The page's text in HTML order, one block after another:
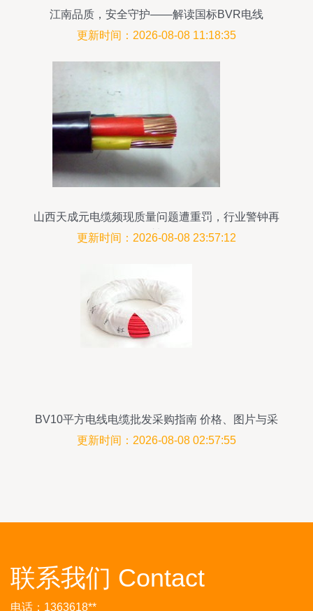
江南品质，安全守护——解读国标BVR电线
更新时间：2026-08-08 11:18:35
山西天成元电缆频现质量问题遭重罚，行业警钟再
次敲响
更新时间：2026-08-08 23:57:12
BV10平方电线电缆批发采购指南 价格、图片与采
购平台解析
更新时间：2026-08-08 02:57:55
联系我们 Contact
电话：1363618**